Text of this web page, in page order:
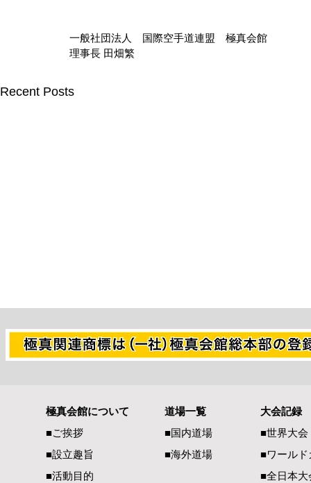
一般社団法人　国際空手道連盟　極真会館
理事長 田畑繁
Recent Posts
へ 心よりお見舞い申し上げ
全空連・
のディス
極真会館について
■ご挨拶
■設立趣旨
■活動目的
道場一覧
■国内道場
■海外道場
大会記録
■世界大会
​■ワールド
■全日本大